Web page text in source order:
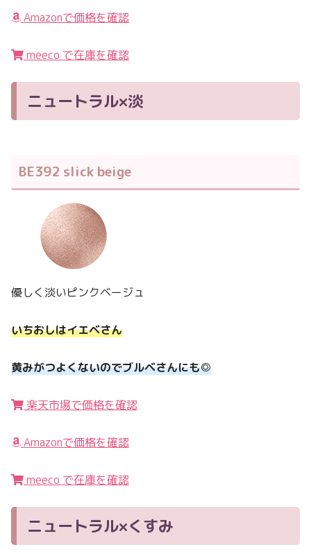
Amazonで価格を確認
meeco で在庫を確認
ニュートラル×淡
BE392 slick beige
優しく淡いピンクベージュ
いちおしはイエベさん
黄みがつよくないのでブルベさんにも◎
楽天市場で価格を確認
Amazonで価格を確認
meeco で在庫を確認
ニュートラル×くすみ